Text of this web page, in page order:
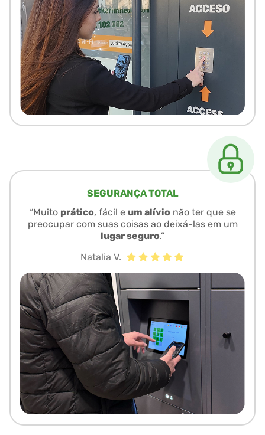
SEGURANÇA TOTAL
“Muito prático, fácil e um alívio não ter que se
preocupar com suas coisas ao deixá-las em um
lugar seguro.”
Natalia V.